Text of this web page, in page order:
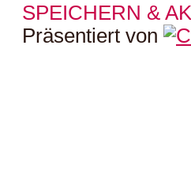
SPEICHERN &
Präsentiert von